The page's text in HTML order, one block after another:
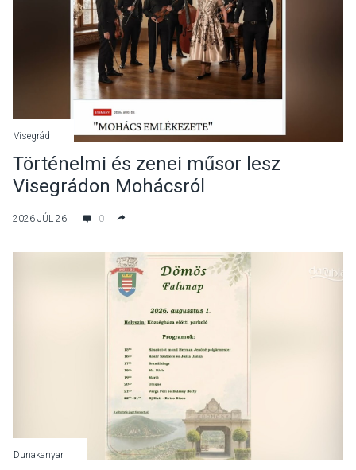
Visegrád
Történelmi és zenei műsor lesz
Visegrádon Mohácsról
2026 JÚL 26 0
Dunakanyar